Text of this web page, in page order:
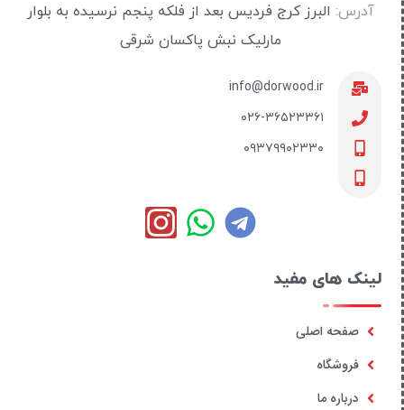
آدرس: البرز کرج فردیس بعد از فلکه پنجم نرسیده به بلوار
مارلیک نبش پاکسان شرقی
info@dorwood.ir
۰۲۶-۳۶۵۲۳۳۶۱
۰۹۳۷۹۹۰۲۳۳۰
لینک های مفید
صفحه اصلی
فروشگاه
درباره ما